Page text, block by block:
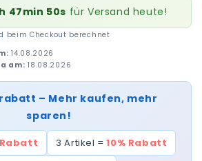
47min 49s für Versand heute!
beim Checkout berechnet
14.08.2026
am: 18.08.2026
– Mehr kaufen, mehr
sparen!
3 Artikel =10% Rabatt